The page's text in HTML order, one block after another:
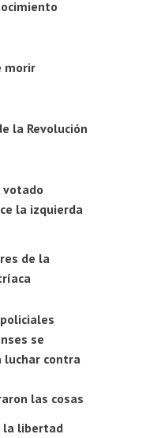
morir
la Revolución
votado
la izquierda
de la
se
luchar contra
las cosas
la libertad